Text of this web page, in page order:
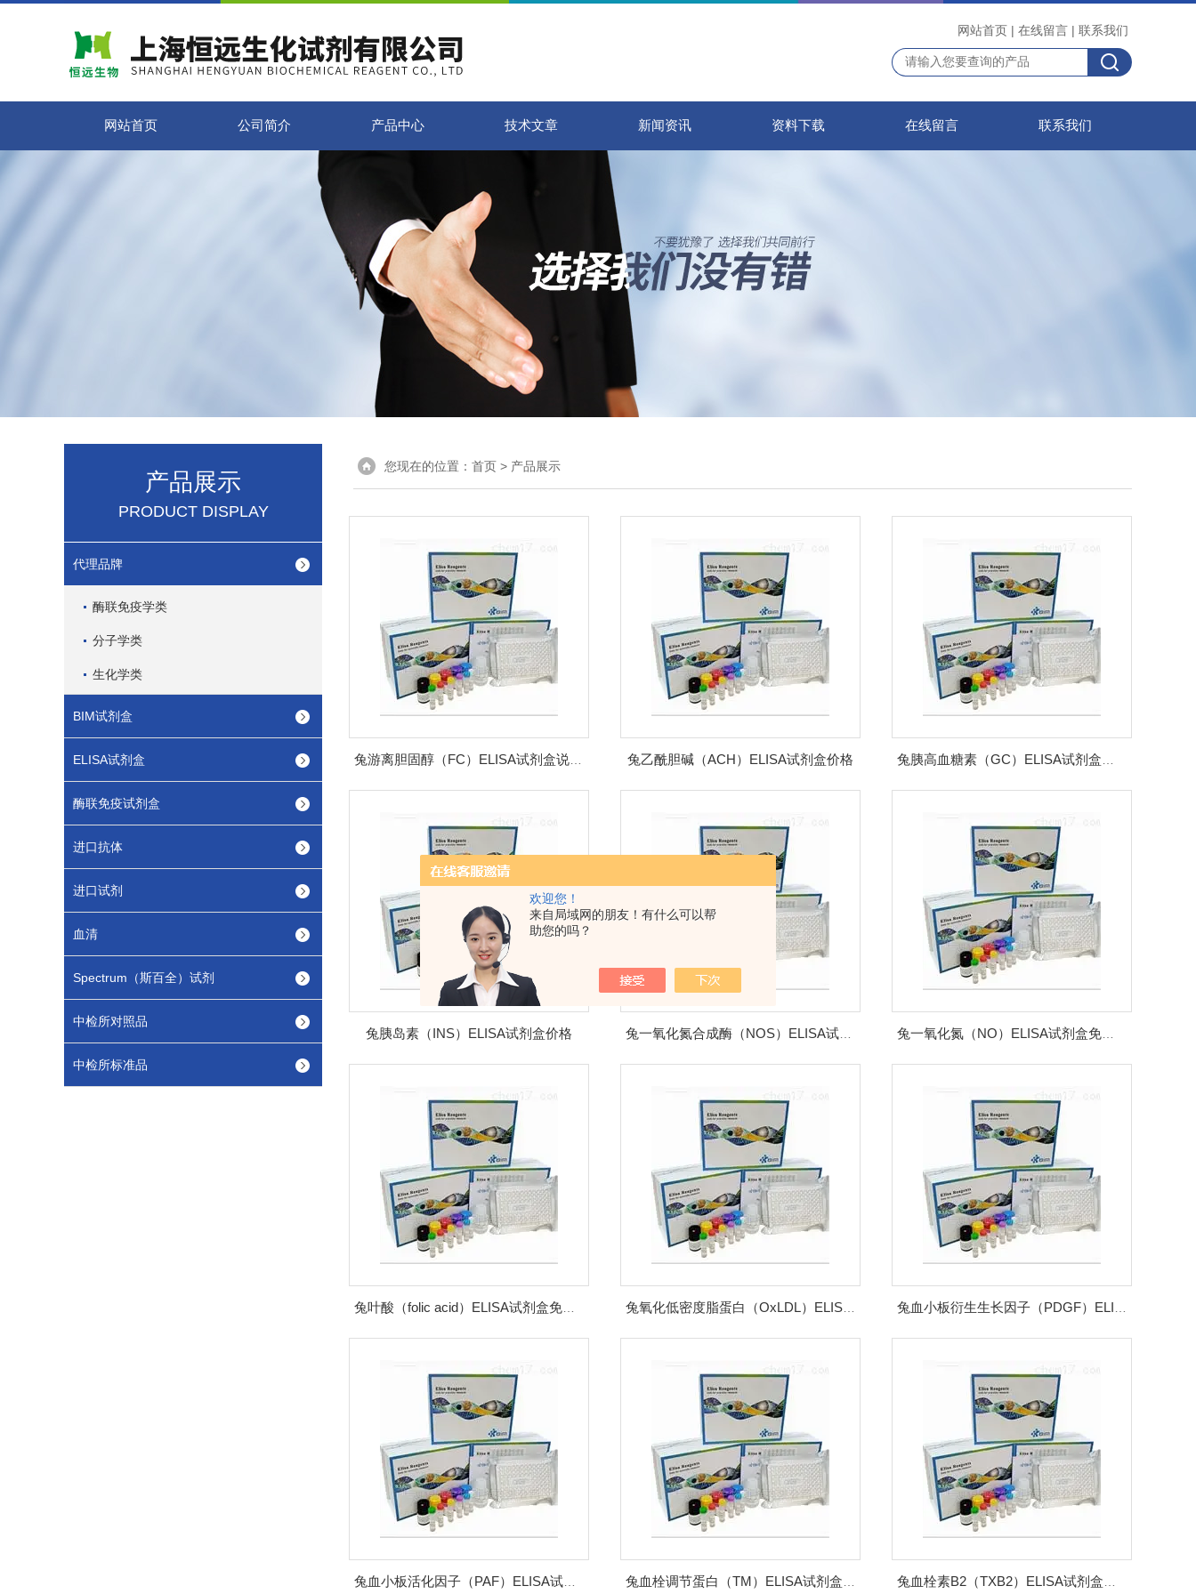
欢迎您！
来自局域网的朋友！有什么可以帮
助您的吗？
网站首页 | 在线留言 | 联系我们
网站首页 公司简介 产品中心 技术文章 新闻资讯 资料下载 在线留言 联系我们
产品展示
PRODUCT DISPLAY
代理品牌
酶联免疫学类
分子学类
生化学类
BIM试剂盒
ELISA试剂盒
酶联免疫试剂盒
进口抗体
进口试剂
血清
Spectrum（斯百全）试剂
中检所对照品
中检所标准品
您现在的位置： 首页 > 产品展示
兔乙酰胆碱（ACH）ELISA试剂盒价格
兔胰岛素（INS）ELISA试剂盒价格